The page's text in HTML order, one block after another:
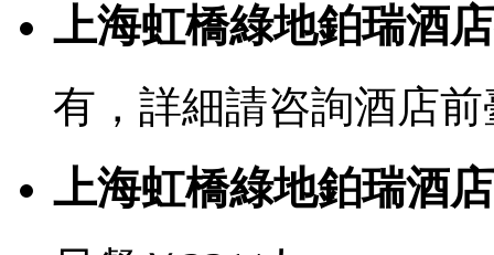
上海虹橋綠地鉑瑞酒
有，詳細請咨詢酒店前
上海虹橋綠地鉑瑞酒